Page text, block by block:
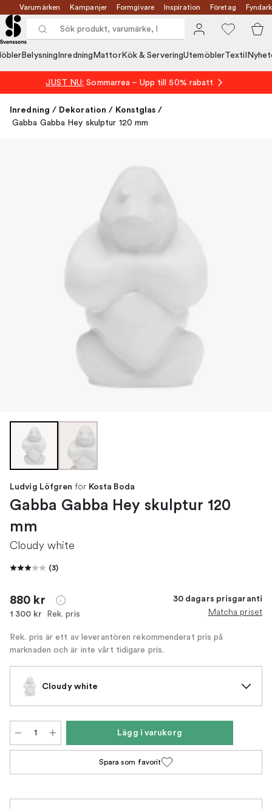
Varumärken Kampanjer Formgivare Inspiration Företag
Belysning Inredning MattorKök & ServeringUtemöblerTextil
JUST NU: Sommarrea – Upp till 50% rabatt
Inredning / Dekoration / Konstglas /
Gabba Gabba Hey skulptur 120 mm
Ludvig Löfgren för Kosta Boda
Gabba Gabba Hey skulptur 120
mm
Cloudy white
(3)
880 kr
1 300 kr Rek. pris
30 dagars prisgaranti
Matcha priset
Rek. pris är ett av leverantören rekommenderat pris på
marknaden och är inte vårt tidigare pris.
Cloudy white
Lägg i varukorg
Spara som favorit